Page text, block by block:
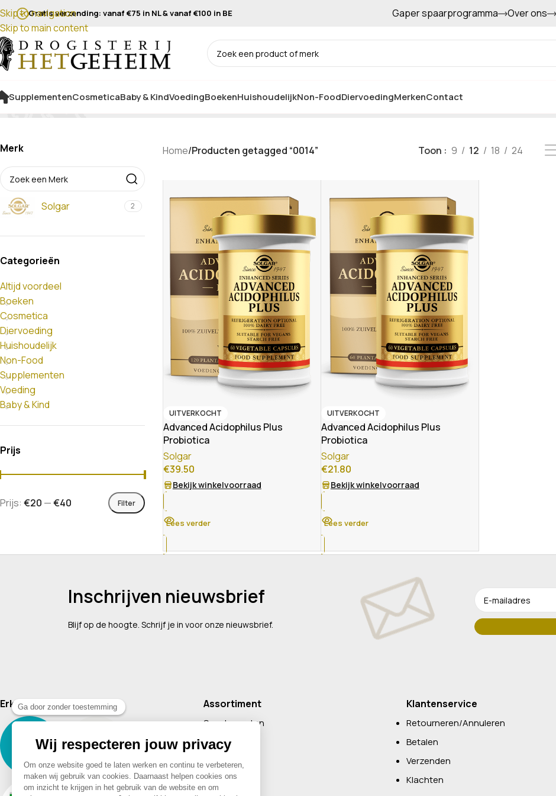
Skip to navigation
Skip to main content
Gratis verzending: vanaf €75 in NL & vanaf €100 in BE Gratis afhalen in de winkelGaper spaarprogramma Over ons
SupplementenCosmeticaBaby & KindVoedingBoekenHuishoudelijkNon-FoodDiervoedingMerkenContact
0014
Merk
Solgar 2
Categorieën
Altijd voordeel
Boeken
Cosmetica
Diervoeding
Huishoudelijk
Non-Food
Supplementen
Voeding
Baby & Kind
Prijs
Filter
Prijs: €20 —€40
Home/Producten getagged “0014” Toon 9 12 18 24
UITVERKOCHT
Advanced Acidophilus Plus
Probiotica
Solgar
€39.50
Bekijk winkelvoorraad
Lees verder
UITVERKOCHT
Advanced Acidophilus Plus
Probiotica
Solgar
€21.80
Bekijk winkelvoorraad
Lees verder
Inschrijven nieuwsbrief
Blijf op de hoogte. Schrijf je in voor onze nieuwsbrief.
Erkend lid van Assortiment
Supplementen
Cosmetica
Baby & Kind
Voeding
Klantenservice
Retourneren/Annuleren
Betalen
Verzenden
Klachten